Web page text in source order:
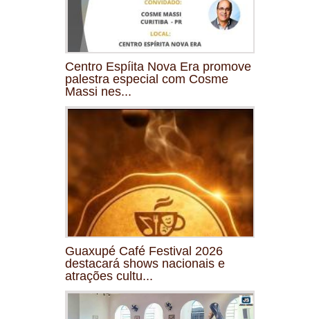
Centro Espíita Nova Era promove
palestra especial com Cosme
Massi nes...
Guaxupé Café Festival 2026
destacará shows nacionais e
atrações cultu...